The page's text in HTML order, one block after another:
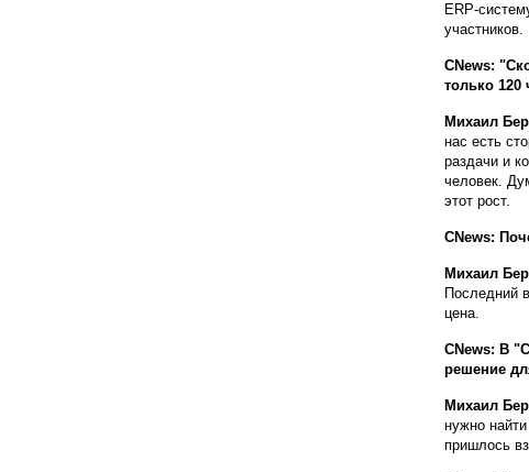
ERP-
участников.
CNews:
только 120
Михаил
нас есть
раздачи и
человек.
этот рост.
CNews:
Михаил
Последний
цена.
CNews: В
решение
Михаил
нужно
пришлось